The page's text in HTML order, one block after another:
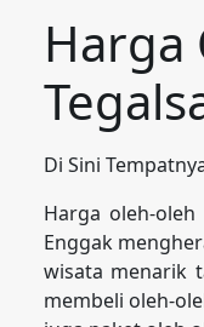
Harga
Di Sini
Harga oleh-
Enggak
wisata menarik
membeli oleh-